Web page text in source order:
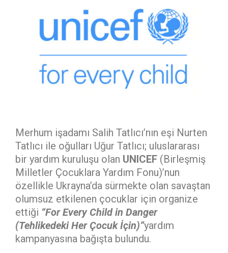
Merhum işadamı Salih Tatlıcı’nın eşi Nurten
Tatlıcı ile oğulları Uğur Tatlıcı; uluslararası
bir yardım kuruluşu olan UNICEF (Birleşmiş
Milletler Çocuklara Yardım Fonu)’nun
özellikle Ukrayna’da sürmekte olan savaştan
olumsuz etkilenen çocuklar için organize
ettiği “For Every Child in Danger
(Tehlikedeki Her Çocuk İçin)”yardım
kampanyasına bağışta bulundu.